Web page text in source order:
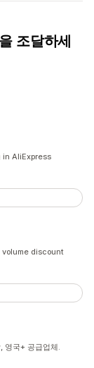
조달하세
in AliExpress
discount
영국+ 공급업체.